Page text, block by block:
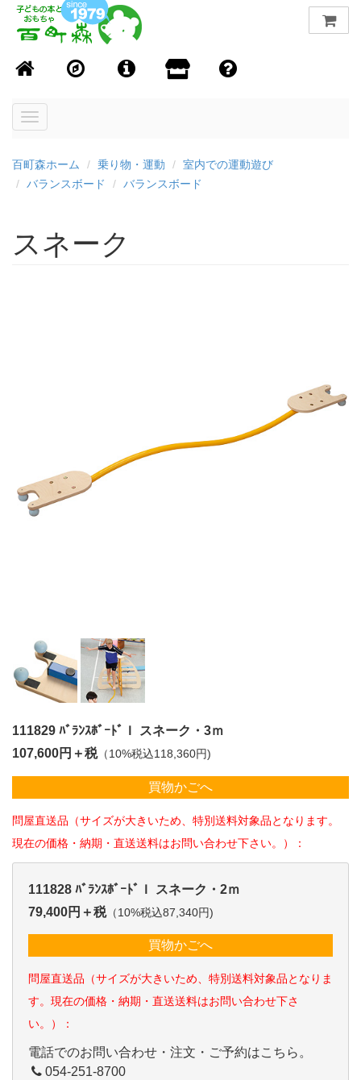
Toggle
百町森ホーム 乗り物・運動
室内での運動遊び
バランスボード
バランスボード
スネーク
111829 ﾊﾞﾗﾝｽﾎﾞｰﾄﾞＩ スネーク・3ｍ
107,600円＋税（10%税込118,360円)
買物かごへ
問屋直送品（サイズが大きいため、特別送料対象品となります。
現在の価格・納期・直送送料はお問い合わせ下さい。）：
111828 ﾊﾞﾗﾝｽﾎﾞｰﾄﾞＩ スネーク・2ｍ
79,400円＋税（10%税込87,340円)
買物かごへ
問屋直送品（サイズが大きいため、特別送料対象品となりま
す。現在の価格・納期・直送送料はお問い合わせ下さ
い。）：
電話でのお問い合わせ・注文・ご予約はこちら。
054-251-8700